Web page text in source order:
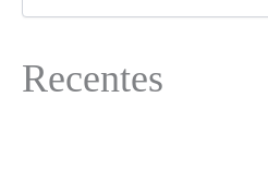
Recentes